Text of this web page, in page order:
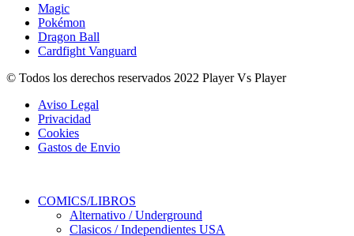
Magic
Pokémon
Dragon Ball
Cardfight Vanguard
© Todos los derechos reservados 2022 Player Vs Player
Aviso Legal
Privacidad
Cookies
Gastos de Envio
COMICS/LIBROS
Alternativo / Underground
Clasicos / Independientes USA